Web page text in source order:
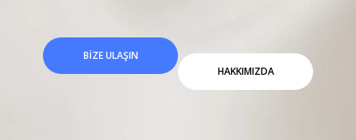
BIZE ULAŞIN
HAKKIMIZDA